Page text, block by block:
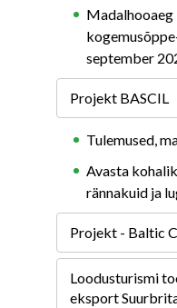
Madalhooaeg
september
Projekt BASCIL
Tulemused,
Avasta
rännakuid ja
Projekt - Baltic
Loodusturismi
eksport